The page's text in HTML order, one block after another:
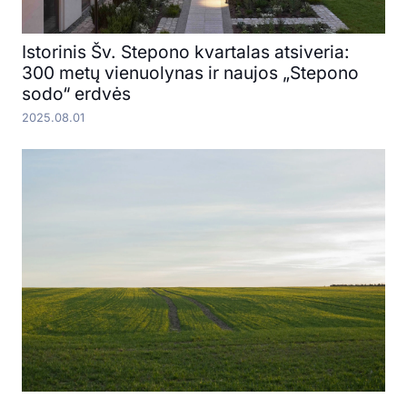
Istorinis Šv. Stepono kvartalas atsiveria:
300 metų vienuolynas ir naujos „Stepono
sodo“ erdvės
2025.08.01